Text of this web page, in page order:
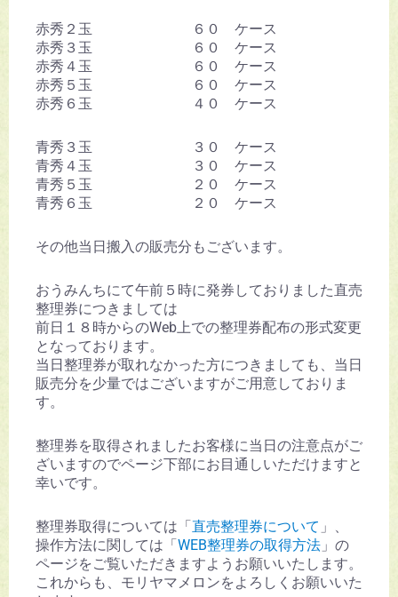
赤秀２玉 ６０ ケース
赤秀３玉 ６０ ケース
赤秀４玉 ６０ ケース
赤秀５玉 ６０ ケース
赤秀６玉 ４０ ケース
青秀３玉 ３０ ケース
青秀４玉 ３０ ケース
青秀５玉 ２０ ケース
青秀６玉 ２０ ケース
その他当日搬入の販売分もございます。
おうみんちにて午前５時に発券しておりました直売
整理券につきましては
前日１８時からのWeb上での整理券配布の形式変更
となっております。
当日整理券が取れなかった方につきましても、当日
販売分を少量ではございますがご用意しておりま
す。
整理券を取得されましたお客様に当日の注意点がご
ざいますのでページ下部にお目通しいただけますと
幸いです。
整理券取得については「直売整理券について 」、
操作方法に関しては「WEB整理券の取得方法 」の
ページをご覧いただきますようお願いいたします。
これからも、モリヤマメロンをよろしくお願いいた